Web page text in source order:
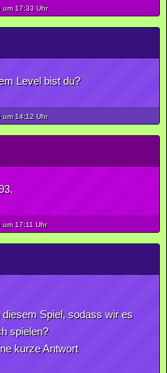
um 17:33 Uhr
Level bist du?
um 14:12 Uhr
um 17:11 Uhr
Spiel, sodass wir es
spielen?
kurze Antwort